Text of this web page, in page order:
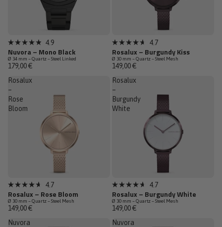
Épuisé
4.9
sur
5
étoiles
4.9
Nuvora – Mono Black
Ø 34 mm – Quartz – Steel Linked
179,00 €
Épuisé
4.7
sur
5
étoiles
4.7
Rosalux – Burgundy Kiss
Ø 30 mm – Quartz – Steel Mesh
149,00 €
Rosalux
–
Rose
Bloom
Dernières pièces
4.7
sur
5
étoiles
4.7
Rosalux – Rose Bloom
Ø 30 mm – Quartz – Steel Mesh
149,00 €
Rosalux
–
Burgundy
White
Épuisé
4.7
sur
5
étoiles
4.7
Rosalux – Burgundy White
Ø 30 mm – Quartz – Steel Mesh
149,00 €
Nuvora
Nuvora